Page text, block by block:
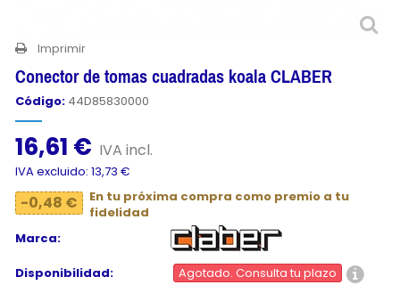
Imprimir
Conector de tomas cuadradas koala CLABER
Código: 44D85830000
16,61 € IVA incl.
IVA excluido: 13,73 €
-0,48 €
En tu próxima compra como premio a tu
fidelidad
Marca:
Disponibilidad:
Agotado. Consulta tu plazo